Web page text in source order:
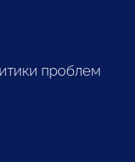
проблем